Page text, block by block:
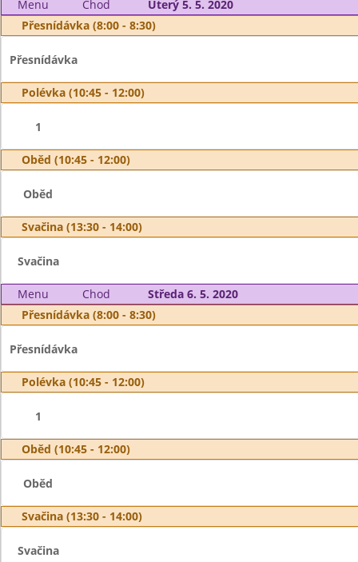
Menu Chod
Úterý 5. 5. 2020
Přesnídávka (8:00 - 8:30)
Přesnídávka
Polévka (10:45 - 12:00)
1
Oběd (10:45 - 12:00)
Oběd
Svačina (13:30 - 14:00)
Svačina
Menu Chod
Středa 6. 5. 2020
Přesnídávka (8:00 - 8:30)
Přesnídávka
Polévka (10:45 - 12:00)
1
Oběd (10:45 - 12:00)
Oběd
Svačina (13:30 - 14:00)
Svačina